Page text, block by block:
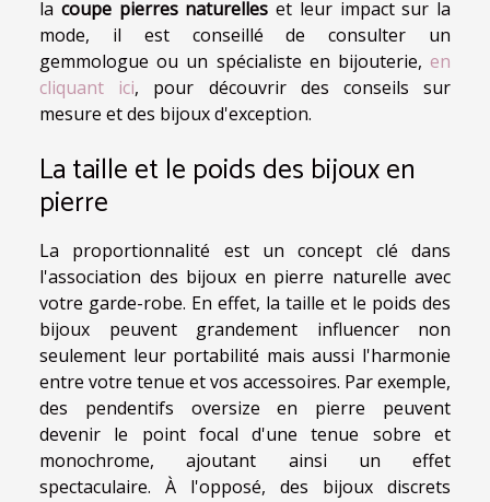
la coupe pierres naturelles et leur impact sur la
mode, il est conseillé de consulter un
gemmologue ou un spécialiste en bijouterie, en
cliquant ici, pour découvrir des conseils sur
mesure et des bijoux d'exception.
La taille et le poids des bijoux en
pierre
La proportionnalité est un concept clé dans
l'association des bijoux en pierre naturelle avec
votre garde-robe. En effet, la taille et le poids des
bijoux peuvent grandement influencer non
seulement leur portabilité mais aussi l'harmonie
entre votre tenue et vos accessoires. Par exemple,
des pendentifs oversize en pierre peuvent
devenir le point focal d'une tenue sobre et
monochrome, ajoutant ainsi un effet
spectaculaire. À l'opposé, des bijoux discrets